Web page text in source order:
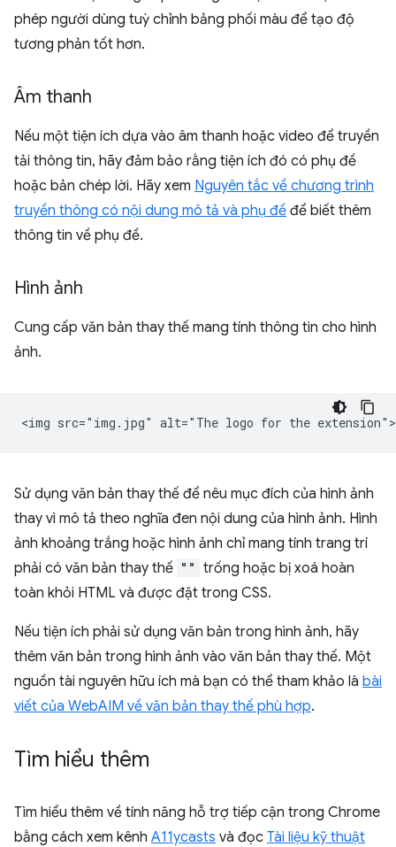
phép người dùng tuỳ chỉnh bảng phối màu để tạo độ
tương phản tốt hơn.
Âm thanh
Nếu một tiện ích dựa vào âm thanh hoặc video để truyền
tải thông tin, hãy đảm bảo rằng tiện ích đó có phụ đề
hoặc bản chép lời. Hãy xem Nguyên tắc về chương trình
truyền thông có nội dung mô tả và phụ đề để biết thêm
thông tin về phụ đề.
Hình ảnh
Cung cấp văn bản thay thế mang tính thông tin cho hình
ảnh.
Sử dụng văn bản thay thế để nêu mục đích của hình ảnh
thay vì mô tả theo nghĩa đen nội dung của hình ảnh. Hình
ảnh khoảng trắng hoặc hình ảnh chỉ mang tính trang trí
phải có văn bản thay thế "" trống hoặc bị xoá hoàn
toàn khỏi HTML và được đặt trong CSS.
Nếu tiện ích phải sử dụng văn bản trong hình ảnh, hãy
thêm văn bản trong hình ảnh vào văn bản thay thế. Một
nguồn tài nguyên hữu ích mà bạn có thể tham khảo là bài
viết của WebAIM về văn bản thay thế phù hợp.
Tìm hiểu thêm
Tìm hiểu thêm về tính năng hỗ trợ tiếp cận trong Chrome
bằng cách xem kênh A11ycasts và đọc Tài liệu kỹ thuật